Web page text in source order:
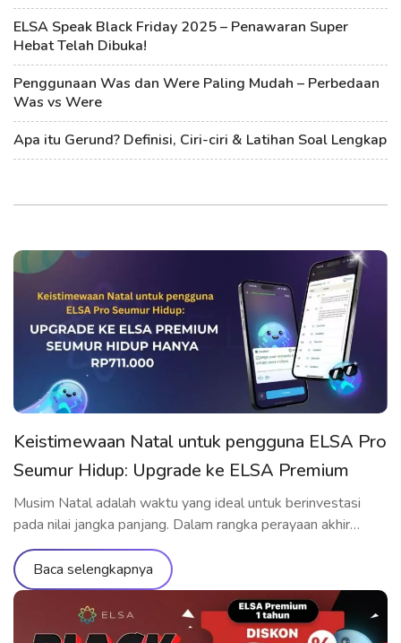
ELSA Speak Black Friday 2025 – Penawaran Super
Hebat Telah Dibuka!
Penggunaan Was dan Were Paling Mudah – Perbedaan
Was vs Were
Apa itu Gerund? Definisi, Ciri-ciri & Latihan Soal Lengkap
Keistimewaan Natal untuk pengguna ELSA Pro
Seumur Hidup: Upgrade ke ELSA Premium
Seumur Hidup hanya Rp711.000
Musim Natal adalah waktu yang ideal untuk berinvestasi
pada nilai jangka panjang. Dalam rangka perayaan akhir
tahun, ELSA Speak menghadirkan penawaran upgrade
spesial yang hanya dành riêng cho pengguna yang telah
memiliki ELSA Pro Seumur Hidup: upgrade ke ELSA
Premium Seumur Hidup dengan harga ưu đãi yang belum
pernah ada sebelumnya. Penawaran eksklusif khusus untuk
Baca selengkapnya